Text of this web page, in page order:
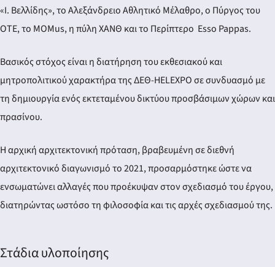
«Ι. Βελλίδης», το Αλεξάνδρειο Αθλητικό Μέλαθρο, ο Πύργος του
ΟΤΕ, το MOMus, η πύλη ΧΑΝΘ και το Περίπτερο Esso Pappas.
Βασικός στόχος είναι η διατήρηση του εκθεσιακού και
μητροπολιτικού χαρακτήρα της ΔΕΘ-HELEXPO σε συνδυασμό με
τη δημιουργία ενός εκτεταμένου δικτύου προσβάσιμων χώρων και
πρασίνου.
Η αρχική αρχιτεκτονική πρόταση, βραβευμένη σε διεθνή
αρχιτεκτονικό διαγωνισμό το 2021, προσαρμόστηκε ώστε να
ενσωματώνει αλλαγές που προέκυψαν στον σχεδιασμό του έργου,
διατηρώντας ωστόσο τη φιλοσοφία και τις αρχές σχεδιασμού της.
Στάδια υλοποίησης